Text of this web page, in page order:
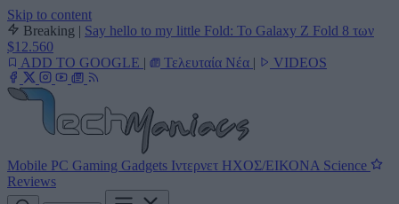
Skip to content
Breaking | Say hello to my little Fold: Το Galaxy Z Fold 8 των
$12.560
ADD TO GOOGLE | Τελευταία Νέα | VIDEOS
Mobile PC Gaming Gadgets Ιντερνετ ΗΧΟΣ/ΕΙΚΟΝΑ Science
Reviews